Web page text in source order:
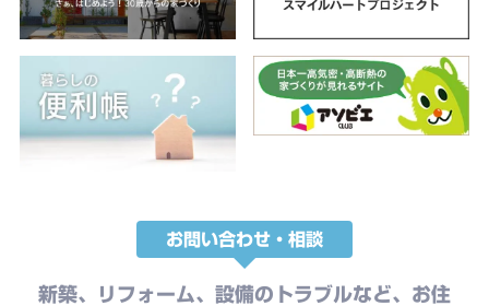
お問い合わせ・相談
新築、リフォーム、設備のトラブルなど、お住